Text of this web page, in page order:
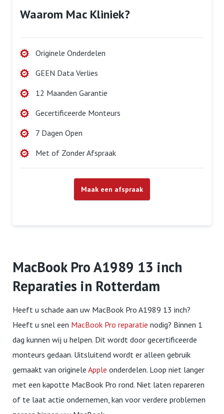
Waarom Mac Kliniek?
Originele Onderdelen
GEEN Data Verlies
12 Maanden Garantie
Gecertificeerde Monteurs
7 Dagen Open
Met of Zonder Afspraak
Maak een afspraak
MacBook Pro A1989 13 inch
Reparaties in Rotterdam
Heeft u schade aan uw MacBook Pro A1989 13 inch?
Heeft u snel een MacBook Pro reparatie nodig? Binnen 1
dag kunnen wij u helpen. Dit wordt door gecertificeerde
monteurs gedaan. Uitsluitend wordt er alleen gebruik
gemaakt van originele Apple onderdelen. Loop niet langer
met een kapotte MacBook Pro rond. Niet laten repareren
of te laat actie ondernemen, kan voor verdere problemen